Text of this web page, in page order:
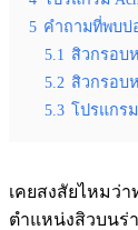
5 คำถามที่พบบ่
5.1 สิวกรอบ
5.2 สิวกรอบ
5.3 โปรแกรม
เคยสงสัยไหมว่
ตำแหน่งสิวบนร่